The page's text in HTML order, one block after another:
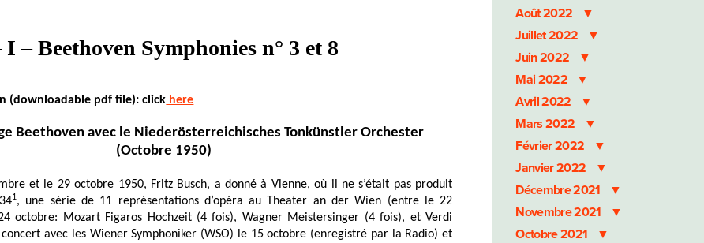
– Beethoven Symphonies n° 3 et 8
(downloadable pdf file): click here
Beethoven avec le Niederösterreichisches Tonkünstler Orchester
(Octobre 1950)
et le 29 octobre 1950, Fritz Busch, a donné à Vienne, où il ne s’était pas produit
1, une série de 11 représentations d’opéra au Theater an der Wien (entre le 22
octobre: Mozart Figaros Hochzeit (4 fois), Wagner Meistersinger (4 fois), et Verdi
avec les Wiener Symphoniker (WSO) le 15 octobre (enregistré par la Radio) et
Août 2022
Juillet 2022
Juin 2022
Mai 2022
Avril 2022
Mars 2022
Février 2022
Janvier 2022
Décembre 2021
Novembre 2021
Octobre 2021